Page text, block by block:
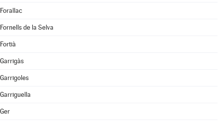
Forallac
Fornells de la Selva
Fortià
Garrigàs
Garrigoles
Garriguella
Ger